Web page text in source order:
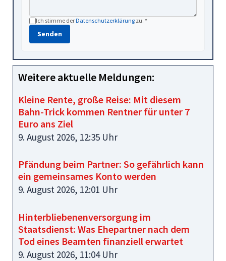
Ich stimme derDatenschutzerklärung zu. *
Senden
Weitere aktuelle Meldungen:
Kleine Rente, große Reise: Mit diesem
Bahn-Trick kommen Rentner für unter 7
Euro ans Ziel
9. August 2026, 12:35 Uhr
Pfändung beim Partner: So gefährlich kann
ein gemeinsames Konto werden
9. August 2026, 12:01 Uhr
Hinterbliebenenversorgung im
Staatsdienst: Was Ehepartner nach dem
Tod eines Beamten finanziell erwartet
9. August 2026, 11:04 Uhr